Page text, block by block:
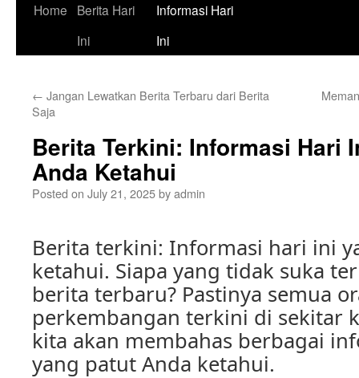
Home
Berita Hari
Ini
Informasi Hari
Ini
← Jangan Lewatkan Berita Terbaru dari Berita
Saja
Berita Terkini: Informasi Hari
Anda Ketahui
Posted on July 21, 2025byadmin
Berita terkini: Informasi hari ini
ketahui. Siapa yang tidak suka
berita terbaru? Pastinya semua
perkembangan terkini di sekitar
kita akan membahas berbagai
yang patut Anda ketahui.